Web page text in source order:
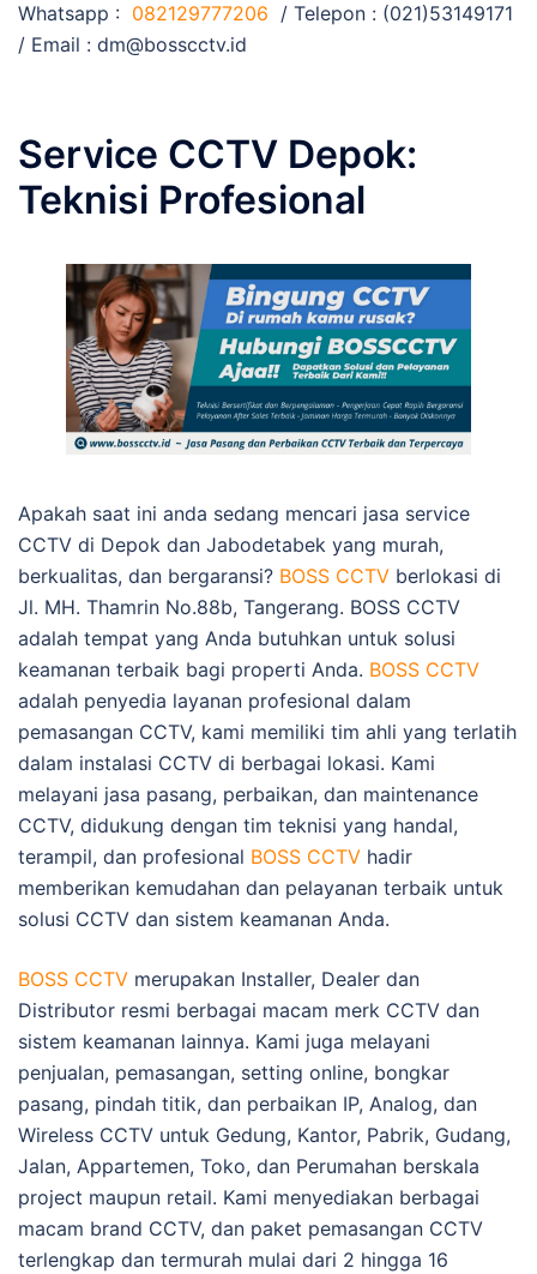
Whatsapp : 082129777206 / Telepon : (021)53149171
/ Email : dm@bosscctv.id
Service CCTV Depok:
Teknisi Profesional
Apakah saat ini anda sedang mencari jasa service
CCTV di Depok dan Jabodetabek yang murah,
berkualitas, dan bergaransi? BOSS CCTV berlokasi di
Jl. MH. Thamrin No.88b, Tangerang. BOSS CCTV
adalah tempat yang Anda butuhkan untuk solusi
keamanan terbaik bagi properti Anda. BOSS CCTV
adalah penyedia layanan profesional dalam
pemasangan CCTV, kami memiliki tim ahli yang terlatih
dalam instalasi CCTV di berbagai lokasi. Kami
melayani jasa pasang, perbaikan, dan maintenance
CCTV, didukung dengan tim teknisi yang handal,
terampil, dan profesional BOSS CCTV hadir
memberikan kemudahan dan pelayanan terbaik untuk
solusi CCTV dan sistem keamanan Anda.
BOSS CCTV merupakan Installer, Dealer dan
Distributor resmi berbagai macam merk CCTV dan
sistem keamanan lainnya. Kami juga melayani
penjualan, pemasangan, setting online, bongkar
pasang, pindah titik, dan perbaikan IP, Analog, dan
Wireless CCTV untuk Gedung, Kantor, Pabrik, Gudang,
Jalan, Appartemen, Toko, dan Perumahan berskala
project maupun retail. Kami menyediakan berbagai
macam brand CCTV, dan paket pemasangan CCTV
terlengkap dan termurah mulai dari 2 hingga 16